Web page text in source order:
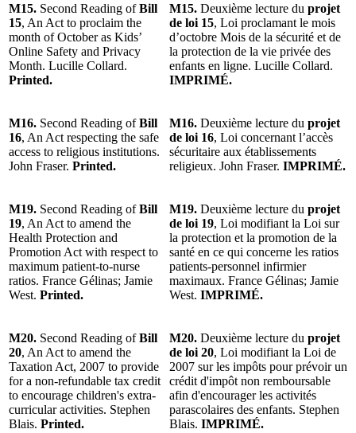
M15. Second Reading ofBill
15, An Act to proclaim the
month of October as Kids’
Online Safety and Privacy
Month. Lucille Collard.
Printed.
M15. Deuxième lecture du projet
de loi 15, Loi proclamant le mois
d’octobre Mois de la sécurité et de
la protection de la vie privée des
enfants en ligne. Lucille Collard.
IMPRIMÉ.
M16. Second Reading ofBill
16, An Act respecting the safe
access to religious institutions.
John Fraser. Printed.
M16. Deuxième lecture du projet
de loi 16, Loi concernant l’accès
sécuritaire aux établissements
religieux. John Fraser. IMPRIMÉ.
M19. Second Reading ofBill
19, An Act to amend the
Health Protection and
Promotion Act with respect to
maximum patient-to-nurse
ratios. France Gélinas; Jamie
West. Printed.
M19. Deuxième lecture du projet
de loi 19, Loi modifiant la Loi sur
la protection et la promotion de la
santé en ce qui concerne les ratios
patients-personnel infirmier
maximaux. France Gélinas; Jamie
West. IMPRIMÉ.
M20. Second Reading ofBill
20, An Act to amend the
Taxation Act, 2007 to provide
for a non-refundable tax credit
to encourage children's extra-
curricular activities. Stephen
Blais. Printed.
M20. Deuxième lecture du projet
de loi 20, Loi modifiant la Loi de
2007 sur les impôts pour prévoir un
crédit d'impôt non remboursable
afin d'encourager les activités
parascolaires des enfants. Stephen
Blais. IMPRIMÉ.